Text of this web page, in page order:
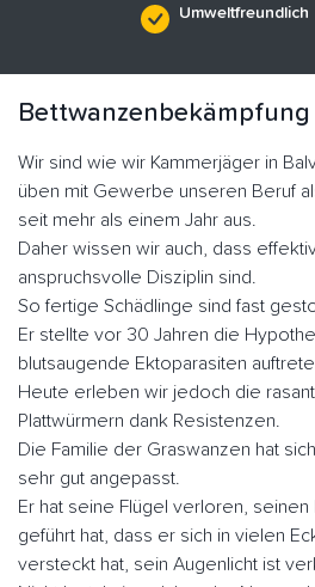
Umweltfreundlich
Bettwanzenbekämpfung
Wir sind wie wir Kammerjäger in
üben mit Gewerbe unseren Beruf
seit mehr als einem Jahr aus.
Daher wissen wir auch, dass
anspruchsvolle Disziplin sind.
So fertige Schädlinge sind fast
Er stellte vor 30 Jahren die
blutsaugende Ektoparasiten
Heute erleben wir jedoch die
Plattwürmern dank Resistenzen.
Die Familie der Graswanzen hat
sehr gut angepasst.
Er hat seine Flügel verloren, seinen
geführt hat, dass er sich in vielen
versteckt hat, sein Augenlicht ist